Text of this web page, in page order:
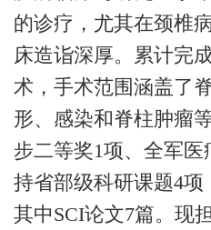
的诊疗，尤其在颈椎
床造诣深厚。累计完
术，手术范围涵盖了
形、感染和脊柱肿瘤
步二等奖1项、全军
持省部级科研课题4项
其中SCI论文7篇。现